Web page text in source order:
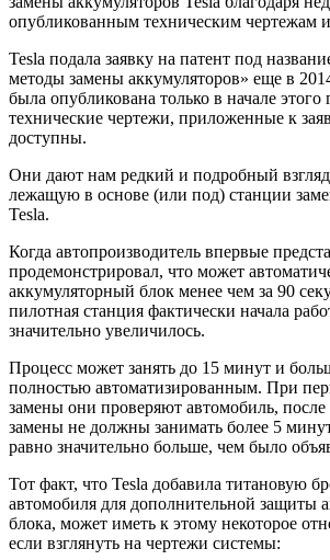
опубликованным техническим чертежам
Tesla подала заявку на патент под
методы замены аккумуляторов» еще в
была опубликована только в начале этого
технические чертежи, приложенные к
доступны.
Они дают нам редкий и подробный
лежащую в основе (или под) станции
Tesla.
Когда автопроизводитель впервые
продемонстрировал, что может
аккумуляторный блок менее чем за 90
пилотная станция фактически начала
значительно увеличилось.
Процесс может занять до 15 минут и
полностью автоматизированным. При
замены они проверяют автомобиль,
замены не должны занимать более 5
равно значительно больше, чем было
Тот факт, что Tesla добавила титановую
автомобиля для дополнительной защиты
блока, может иметь к этому некоторое
если взглянуть на чертежи системы: